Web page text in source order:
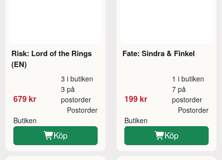
Risk: Lord of the Rings
(EN)
679 kr
3 i butiken
3 på
postorder
Butiken
Postorder
Köp
Fate: Sindra & Finkel
199 kr
1 i butiken
7 på
postorder
Butiken
Postorder
Köp